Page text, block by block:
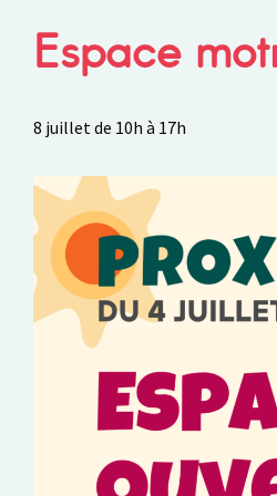
Espace
8 juillet de 10h à 17h